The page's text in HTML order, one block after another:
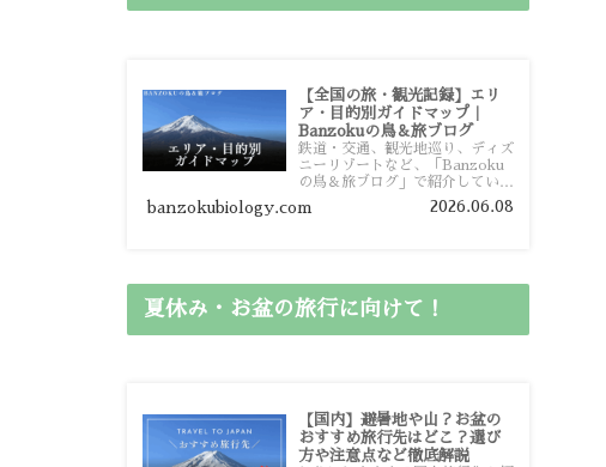
【全国の旅・観光記録】エリ
ア・目的別ガイドマップ｜
Banzokuの鳥＆旅ブログ
鉄道・交通、観光地巡り、ディズ
ニーリゾートなど、「Banzoku
の鳥＆旅ブログ」で紹介している
全国の旅行・観光記録をエリアや
目的別に整理しました。あなたが
banzokubiology.com 2026.06.08
夏休み・お盆の旅行に向けて！
【国内】避暑地や山？お盆の
おすすめ旅行先はどこ？選び
方や注意点など徹底解説